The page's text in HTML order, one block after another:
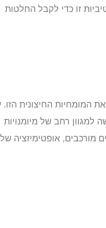
זו כדי לקבל החלטות
המומחיות החיצונית הזו.
למגוון רחב של מיומנויות
מורכבים, אופטימיזציה של